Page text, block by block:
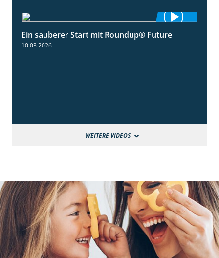
2:01
Ein sauberer Start mit Roundup® Future
10.03.2026
WEITERE VIDEOS